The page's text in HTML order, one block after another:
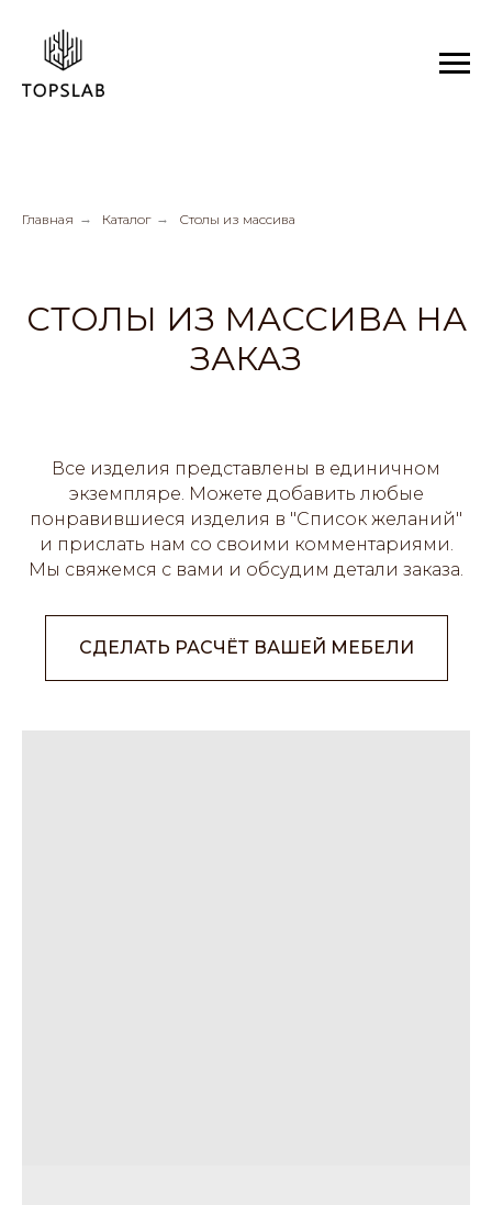
Главная → Каталог → Столы из массива
СТОЛЫ ИЗ МАССИВА НА
ЗАКАЗ
Все изделия представлены в единичном
экземпляре. Можете добавить любые
понравившиеся изделия в "Список желаний"
и прислать нам со своими комментариями.
Мы свяжемся с вами и обсудим детали заказа.
СДЕЛАТЬ РАСЧЁТ ВАШЕЙ МЕБЕЛИ